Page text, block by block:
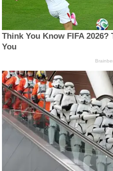
Think You Know FIFA
You